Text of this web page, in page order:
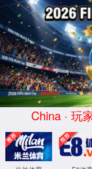
南宫ng·28相
服务器错误
404 - 找不到文件
您要查找的资源可能已被